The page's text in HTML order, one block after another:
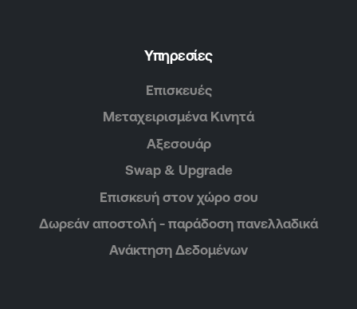
Υπηρεσίες
Επισκευές
Μεταχειρισμένα Κινητά
Αξεσουάρ
Swap & Upgrade
Επισκευή στον χώρο σου
Δωρεάν αποστολή - παράδοση πανελλαδικά
Ανάκτηση Δεδομένων